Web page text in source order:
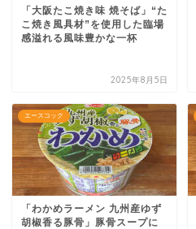
「大阪たこ焼き味 焼そば」“た
こ焼き風具材”を使用した臨場
感溢れる風味豊かな一杯
2025年8月5日
エースコック
「わかめラーメン 九州産ゆず
胡椒香る豚骨」豚骨スープに